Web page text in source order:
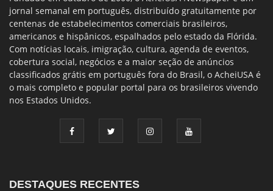
jornal semanal em português, distribuído gratuitamente por
centenas de estabelecimentos comerciais brasileiros,
americanos e hispânicos, espalhados pelo estado da Flórida.
Com notícias locais, imigração, cultura, agenda de eventos,
cobertura social, negócios e a maior seção de anúncios
classificados grátis em português fora do Brasil, o AcheiUSA é
o mais completo e popular portal para os brasileiros vivendo
nos Estados Unidos.
DESTAQUES RECENTES